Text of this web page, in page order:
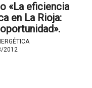
«La eficiencia
en La Rioja:
2012